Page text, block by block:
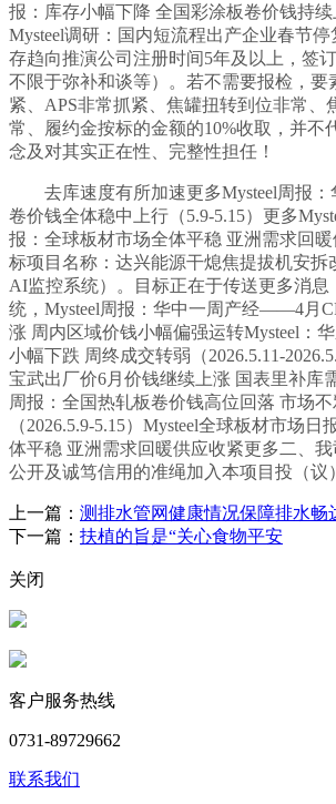
报：库存小幅下降 全国彩涂板卷价钱持续
Mysteel调研：国内短流程出产企业春节
存趋向推演公司注册时间5年及以上，签
不限于弥补和谈等）。若不需要报检，要
紧、APS非常抓紧、焦罐扭转到位非常、
常、履约金按标的金额的10%收取，并不
念及对其实正在性、完整性担任！
去库速度有所加速更多Mysteel周报：
卷价钱全体稳中上行（5.9-5.15）更多
报：全球板材市场全体平稳 亚洲需求回
标项目名称：达兴能源干熄焦提拔机安拆
AI监控系统）。目标正在于传送更多消息
统，Mysteel周报：华中一周产经——4月
涨 周内区域价钱小幅偏强运转Mysteel：
小幅下跌 周终成交转弱（2026.5.11-
宝武出厂价6月价钱继续上涨 国表里补库
周报：全国热轧板卷价钱高位回落 市场
（2026.5.9-5.15）Mysteel全球板材市场
体平稳 亚洲需求回暖供应收紧更多二、我
公开及诚笃信用的准绳加入本项目投（议
上一篇： 测排水管网健康情况保障排水畅
下一篇： 扶植的旨是“关心食物平安
关闭
客户服务热线
0731-89729662
联系我们